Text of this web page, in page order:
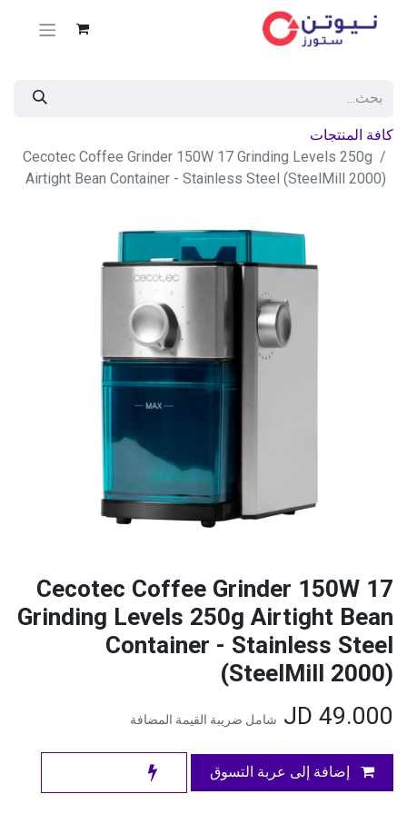
كافة المنتجات
Cecotec Coffee Grinder 150W 17 Grinding Levels 250g
Airtight Bean Container - Stainless Steel (SteelMill 2000)
Cecotec Coffee Grinder 150W 17
Grinding Levels 250g Airtight Bean
Container - Stainless Steel
(SteelMill 2000)
49.000
شامل ضريبة القيمة المضافة
إضافة إلى عربة التسوق